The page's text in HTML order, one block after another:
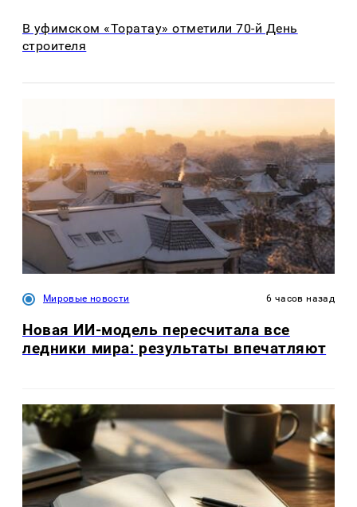
В уфимском «Торатау» отметили 70-й День
строителя
Мировые новости 6 часов назад
Новая ИИ-модель пересчитала все
ледники мира: результаты впечатляют